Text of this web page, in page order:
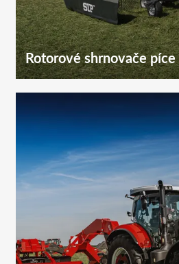
Rotorové shrnovače píce